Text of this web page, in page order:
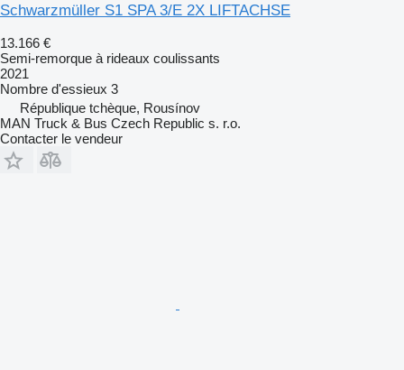
Schwarzmüller S1 SPA 3/E 2X LIFTACHSE
13.166 €
Semi-remorque à rideaux coulissants
2021
Nombre d'essieux 3
République tchèque, Rousínov
MAN Truck & Bus Czech Republic s. r.o.
Contacter le vendeur